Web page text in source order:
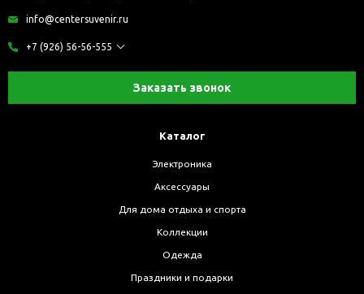
info@centersuvenir.ru
+7 (926) 56-56-555
Заказать звонок
Каталог
Электроника
Аксессуары
Для дома отдыха и спорта
Коллекции
Одежда
Праздники и подарки